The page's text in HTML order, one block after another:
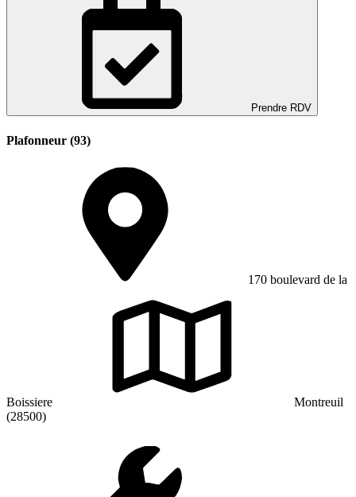
Prendre RDV
Plafonneur (93)
170 boulevard de la
Boissiere
Montreuil
(28500)